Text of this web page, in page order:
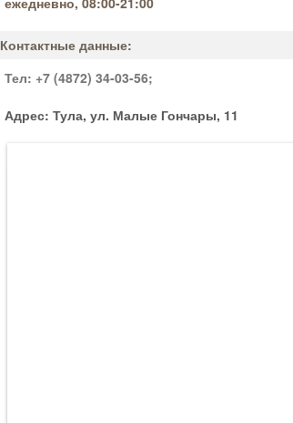
Контактные данные:
Тел: +7 (4872) 34-03-56;
Адрес: Тула, ул. Малые Гончары, 11